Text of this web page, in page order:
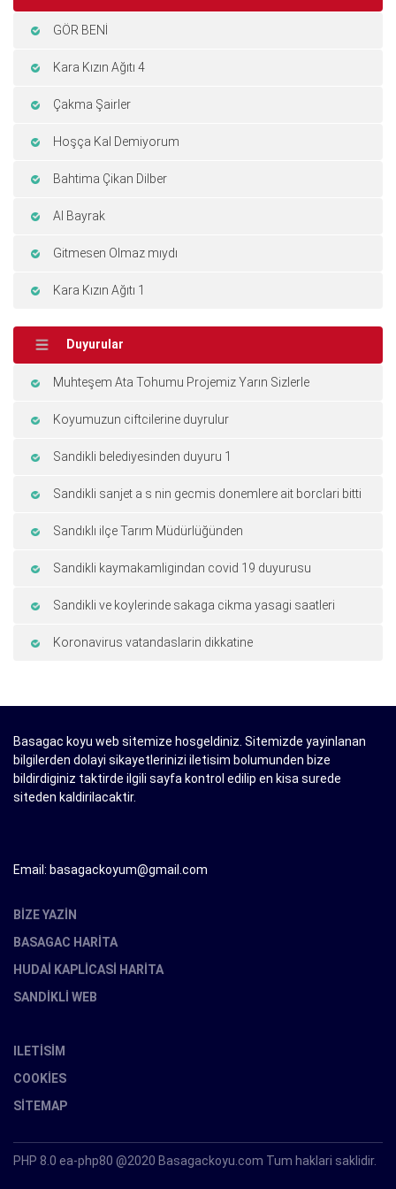
GÖR BENİ
Kara Kızın Ağıtı 4
Çakma Şairler
Hoşça Kal Demiyorum
Bahtima Çikan Dilber
Al Bayrak
Gitmesen Olmaz mıydı
Kara Kızın Ağıtı 1
Duyurular
Muhteşem Ata Tohumu Projemiz Yarın Sizlerle
Koyumuzun ciftcilerine duyrulur
Sandikli belediyesinden duyuru 1
Sandikli sanjet a s nin gecmis donemlere ait borclari bitti
Sandıklı ilçe Tarım Müdürlüğünden
Sandikli kaymakamligindan covid 19 duyurusu
Sandikli ve koylerinde sakaga cikma yasagi saatleri
Koronavirus vatandaslarin dikkatine
Basagac koyu web sitemize hosgeldiniz. Sitemizde yayinlanan
bilgilerden dolayi sikayetlerinizi iletisim bolumunden bize
bildirdiginiz taktirde ilgili sayfa kontrol edilip en kisa surede
siteden kaldirilacaktir.
Email: basagackoyum@gmail.com
BIZE YAZIN
BASAGAC HARITA
HUDAI KAPLICASI HARITA
SANDIKLI WEB
ILETISIM
COOKIES
SITEMAP
PHP 8.0 ea-php80 @2020 Basagackoyu.com Tum haklari saklidir.